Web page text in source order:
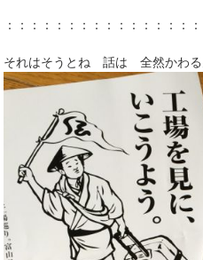
：：：：：：：：：：：：：：：
それはそうとね 話は 全然かわる